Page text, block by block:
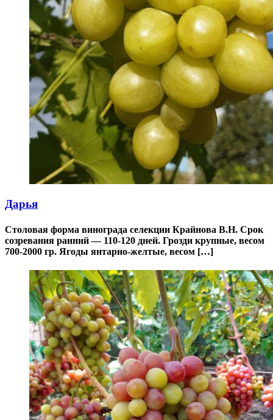
Дарья
Столовая форма винограда селекции Крайнова В.Н. Срок
созревания ранний — 110-120 дней. Грозди крупные, весом
700-2000 гр. Ягоды янтарно-желтые, весом […]